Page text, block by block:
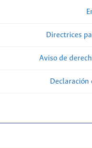
Directrices
Aviso de